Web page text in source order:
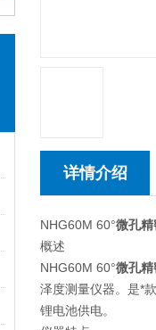
详情介绍
NHG60M 60°微孔
概述
NHG60M 60°微孔
泽度测量仪器。是*
锂电池供电。